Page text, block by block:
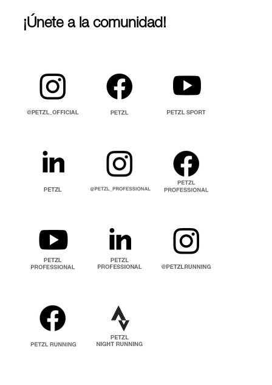
¡Únete a la comunidad!